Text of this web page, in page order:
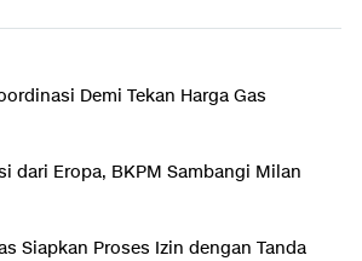
Demi Tekan Harga Gas
dari Eropa, BKPM Sambangi Milan
Siapkan Proses Izin dengan Tanda